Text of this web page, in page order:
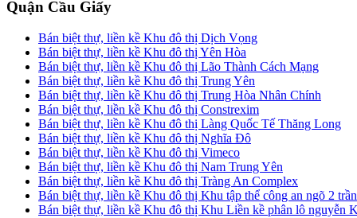
Quận Cầu Giấy
Bán biệt thự, liền kề Khu đô thị Dịch Vọng
Bán biệt thự, liền kề Khu đô thị Yên Hòa
Bán biệt thự, liền kề Khu đô thị Lão Thành Cách Mạng
Bán biệt thự, liền kề Khu đô thị Trung Yên
Bán biệt thự, liền kề Khu đô thị Trung Hòa Nhân Chính
Bán biệt thự, liền kề Khu đô thị Constrexim
Bán biệt thự, liền kề Khu đô thị Làng Quốc Tế Thăng Long
Bán biệt thự, liền kề Khu đô thị Nghĩa Đô
Bán biệt thự, liền kề Khu đô thị Vimeco
Bán biệt thự, liền kề Khu đô thị Nam Trung Yên
Bán biệt thự, liền kề Khu đô thị Tràng An Complex
Bán biệt thự, liền kề Khu đô thị Khu tập thể công an ngõ 2
Bán biệt thự, liền kề Khu đô thị Khu Liền kề phân lô nguyễn